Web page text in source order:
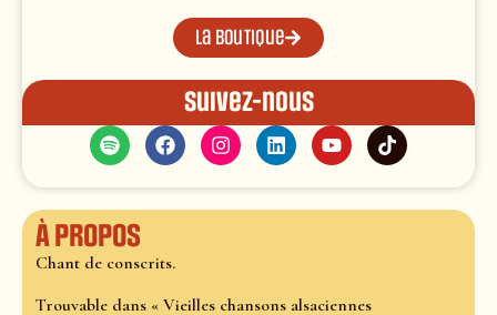
La boutique
Suivez-nous
À propos
Chant de conscrits.
Trouvable dans « Vieilles chansons alsaciennes